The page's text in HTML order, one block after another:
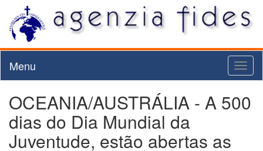
Menu
OCEANIA/AUSTRÁLIA - A 500
dias do Dia Mundial da
Juventude, estão abertas as